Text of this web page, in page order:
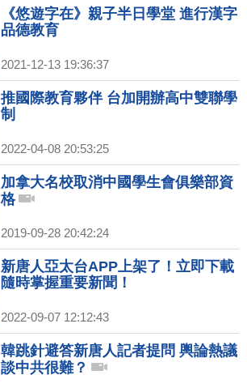
《悠遊字在》親子半日學堂 進行漢字
品德教育
2021-12-13 19:36:37
推國際教育夥伴 台加開辦高中雙聯學
制
2022-04-08 20:53:25
加拿大名校取消中國學生會俱樂部資
格
2019-09-28 20:42:24
新唐人亞太台APP上架了！立即下載
隨時掌握重要新聞！
2022-09-07 12:12:43
韓跳針避答新唐人記者提問 輿論熱議
談中共很難？